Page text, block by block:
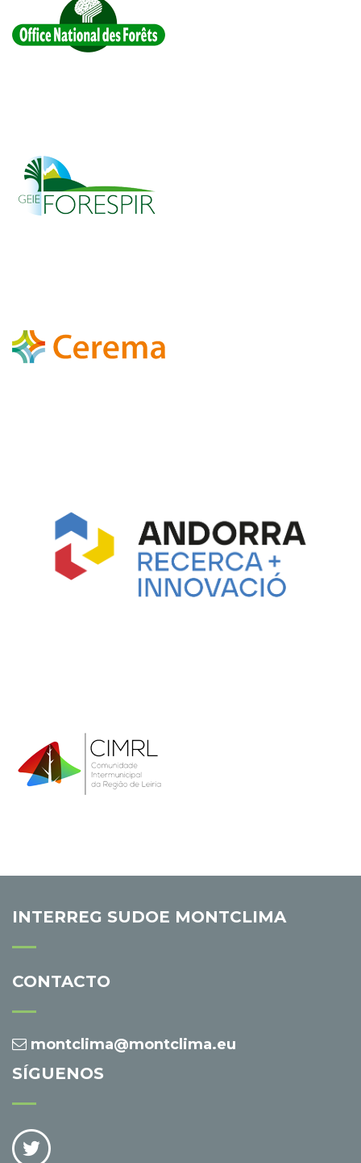
INTERREG SUDOE MONTCLIMA
CONTACTO
montclima@montclima.eu
SÍGUENOS